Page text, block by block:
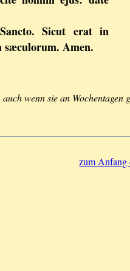
Sicut erat in
sæculorum. Amen.
wenn sie an
zum Anfang